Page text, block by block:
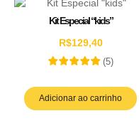
Kit Especial “kids”
R$129,40
(5)
Adicionar ao carrinho